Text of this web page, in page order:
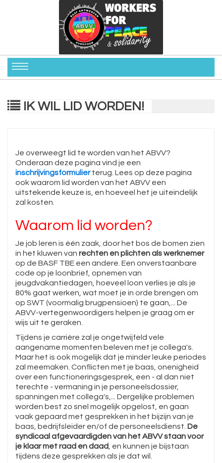
IK WIL LID WORDEN!
Je overweegt lid te worden van het ABVV?
Onderaan deze pagina vind je een
inschrijvingsformulierterug. Lees op deze pagina
ook waarom lid worden van het ABVV een
uitstekende keuze is, en hoeveel het je uiteindelijk
zal kosten.
Waarom lid worden?
Je job leren is één zaak, door het bos de bomen zien
in het kluwen van rechten en plichten als werknemer
op de BASF TBE een andere. Een onverstaanbare
code op je loonbrief, opnemen van
jeugdvakantiedagen, hoeveel loon verlies je als je
80% gaat werken, wat moet je in orde brengen om
op SWT (voormalig brugpensioen) te gaan,... De
ABVV-vertegenwoordigers helpen je graag om er
wijs uit te geraken.
Tijdens je carrière zal je ongetwijfeld vele
aangename momenten beleven met je collega's.
Maar het is ook mogelijk dat je minder leuke periodes
zal meemaken. Conflicten met je baas, onenigheid
over een functioneringsgesprek, een - al dan niet
terechte - vermaning in je personeelsdossier,
spanningen met collega's,... Dergelijke problemen
worden best zo snel mogelijk opgelost, en gaan
vaak gepaard met gesprekken in het bijzijn van je
baas, bedrijfsleider en/of de personeelsdienst. De
syndicaal afgevaardigden van het ABVV staan voor
je klaar met raad en daad
, en kunnen je bijstaan
tijdens deze gesprekken als je dat wil.